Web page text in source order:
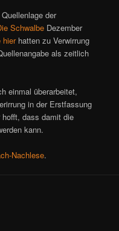
der
Schwalbe Dezember
hierhatten zu Verwirrung
als zeitlich
einmal überarbeitet,
in der Erstfassung
dass damit die
kann.
Nachlese.